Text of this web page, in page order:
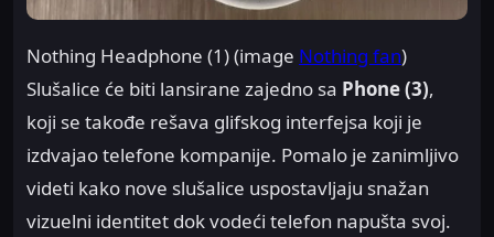
Nothing Headphone (1) (image Nothing fan)
Slušalice će biti lansirane zajedno sa Phone (3),
koji se takođe rešava glifskog interfejsa koji je
izdvajao telefone kompanije. Pomalo je zanimljivo
videti kako nove slušalice uspostavljaju snažan
vizuelni identitet dok vodeći telefon napušta svoj.